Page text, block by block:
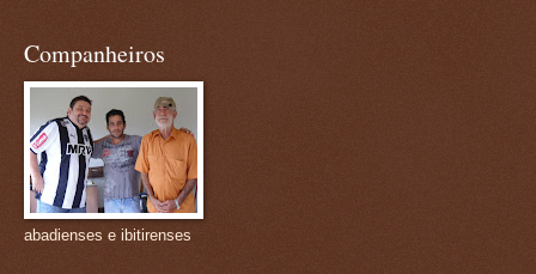
Companheiros
abadienses e ibitirenses